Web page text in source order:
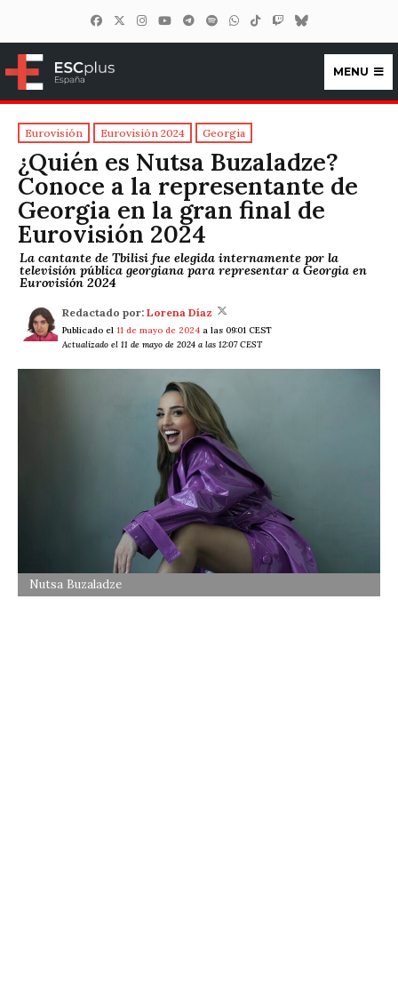
ESCplus España
MENU
Eurovisión Eurovisión 2024 Georgia
¿Quién es Nutsa Buzaladze?
Conoce a la representante de
Georgia en la gran final de
Eurovisión 2024
La cantante de Tbilisi fue elegida internamente por la
televisión pública georgiana para representar a Georgia en
Eurovisión 2024
Redactado por: Lorena Díaz
Publicado el 11 de mayo de 2024 a las 09:01 CEST
Actualizado el 11 de mayo de 2024 a las 12:07 CEST
Nutsa Buzaladze